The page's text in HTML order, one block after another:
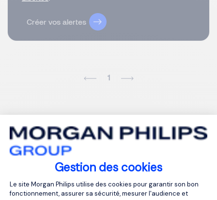
Gestion des cookies
Plateforme de Gestion du
Le site Morgan Philips utilise des cookies pour garantir son bon
fonctionnement, assurer sa sécurité, mesurer l'audience et
Créer vos alertes
1